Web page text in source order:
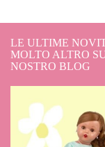
LE ULTIME
MOLTO ALTRO
NOSTRO BLOG